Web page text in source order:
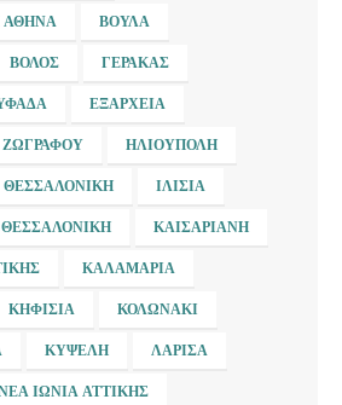
ΑΘΉΝΑ ΒΟΎΛΑ
ΒΌΛΟΣ ΓΈΡΑΚΑΣ
ΕΞΆΡΧΕΙΑ
ΖΩΓΡΆΦΟΥ ΗΛΙΟΎΠΟΛΗ
ΘΕΣΣΑΛΟΝΊΚΗ ΙΛΊΣΙΑ
ΚΑΙΣΑΡΙΑΝΉ
ΚΑΛΑΜΑΡΙΆ
ΚΗΦΙΣΙΆ ΚΟΛΩΝΆΚΙ
ΚΥΨΈΛΗ ΛΆΡΙΣΑ
ΙΩΝΊΑ ΑΤΤΙΚΉΣ